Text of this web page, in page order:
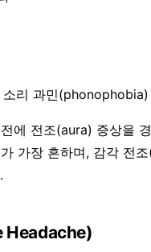
리 과민(phonophobia)
에 전조(aura) 증상을
가장 흔하며, 감각 전
Headache)